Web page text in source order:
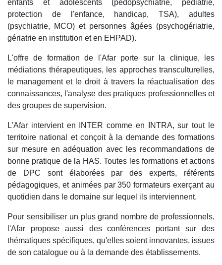
enfants et adolescents (pédopsychiatrie, pédiatrie,
protection de l'enfance, handicap, TSA), adultes
(psychiatrie, MCO) et personnes âgées (psychogériatrie,
gériatrie en institution et en EHPAD).
L'offre de formation de l'Afar porte sur la clinique, les
médiations thérapeutiques, les approches transculturelles,
le management et le droit à travers la réactualisation des
connaissances, l'analyse des pratiques professionnelles et
des groupes de supervision.
L'Afar intervient en INTER comme en INTRA, sur tout le
territoire national et conçoit à la demande des formations
sur mesure en adéquation avec les recommandations de
bonne pratique de la HAS. Toutes les formations et actions
de DPC sont élaborées par des experts, référents
pédagogiques, et animées par 350 formateurs exerçant au
quotidien dans le domaine sur lequel ils interviennent.
Pour sensibiliser un plus grand nombre de professionnels,
l'Afar propose aussi des conférences portant sur des
thématiques spécifiques, qu'elles soient innovantes, issues
de son catalogue ou à la demande des établissements.